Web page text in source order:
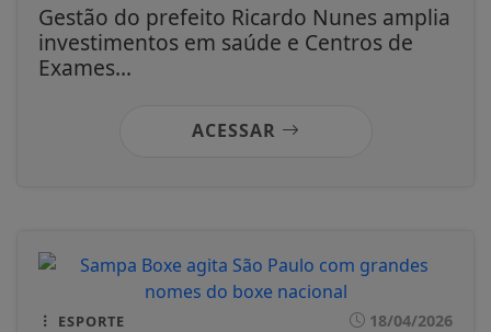
Gestão do prefeito Ricardo Nunes amplia
investimentos em saúde e Centros de
Exames...
ACESSAR
ESPORTE 18/04/2026